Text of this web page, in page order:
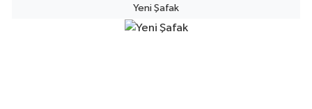
Yeni Şafak